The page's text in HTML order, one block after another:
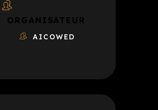
ORGANISATEUR
AICOWED